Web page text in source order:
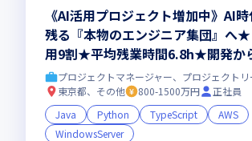
《AI活用プロジェクト増加中》AI
残る『本物のエンジニア集団』へ
用9割★平均残業時間6.8h★開発か
領域まで、一気通貫でキャリアを作
たにオススメの環境です！
プロジェクトマネージャー、プロジェクトリ
東京都、その他
800-1500万円
正社員
Java
Python TypeScript
AWS
WindowsServer